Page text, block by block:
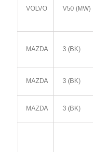
VOLVO V50 (MW)
MAZDA 3 (BK)
MAZDA 3 (BK)
MAZDA 3 (BK)